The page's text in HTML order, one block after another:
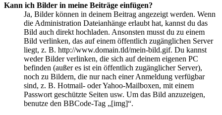
Kann ich Bilder in meine Beiträge einfügen?
Ja, Bilder können in deinem Beitrag angezeigt werden. Wenn
die Administration Dateianhänge erlaubt hat, kannst du das
Bild auch direkt hochladen. Ansonsten musst du zu einem
Bild verlinken, das auf einem öffentlich zugänglichen Server
liegt, z. B. http://www.domain.tld/mein-bild.gif. Du kannst
weder Bilder verlinken, die sich auf deinem eigenen PC
befinden (außer es ist ein öffentlich zugänglicher Server),
noch zu Bildern, die nur nach einer Anmeldung verfügbar
sind, z. B. Hotmail- oder Yahoo-Mailboxen, mit einem
Passwort geschützte Seiten usw. Um das Bild anzuzeigen,
benutze den BBCode-Tag „[img]“.